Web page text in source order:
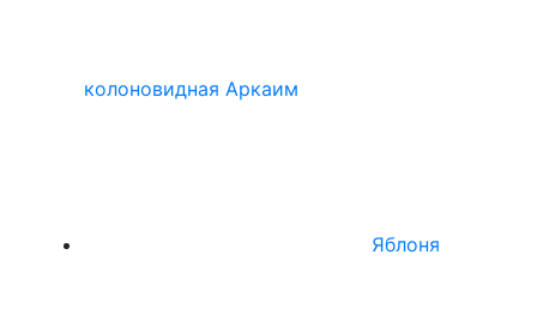
колоновидная Аркаим
Яблоня